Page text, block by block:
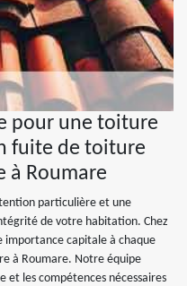
pour une toiture
fuite de toiture
à Roumare
particulière et une
de votre habitation. Chez
importance capitale à chaque
à Roumare. Notre équipe
et les compétences nécessaires